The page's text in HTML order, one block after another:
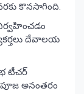
కొనసాగింది.
దేవాలయ
టీచర్
అనంతరం